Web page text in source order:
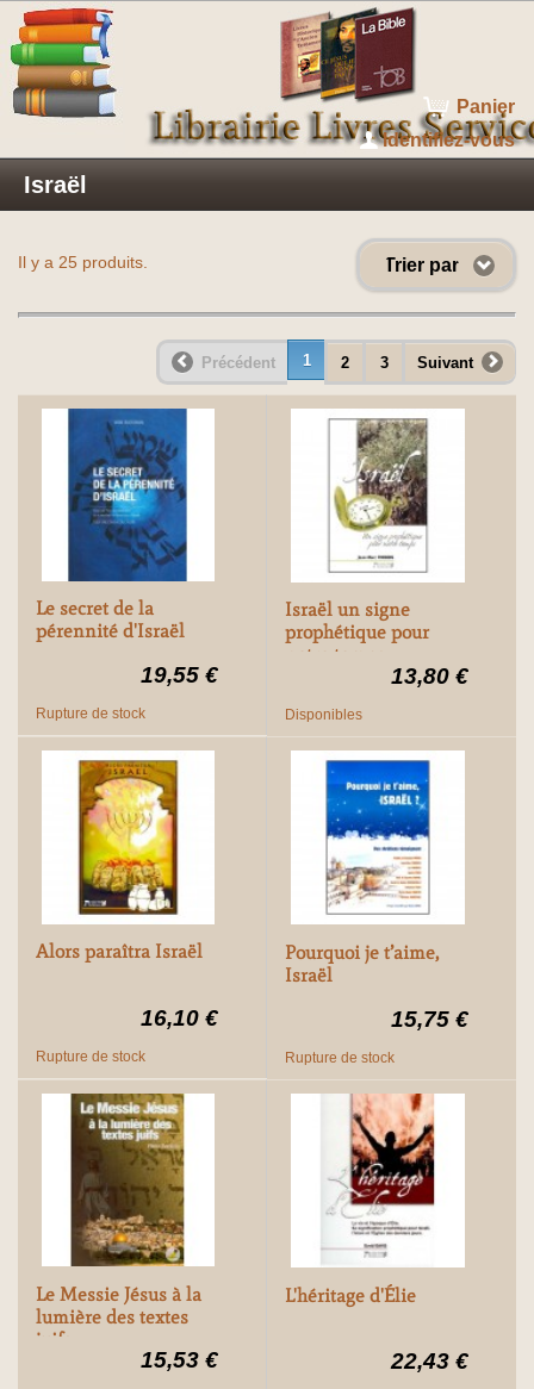
Panier
Identifiez-vous
Israël
Trier par
Il y a 25 produits.
Précédent 1 2 3 Suivant
Le secret de la
pérennité d'Israël
19,55 €
Rupture de stock
Israël un signe
prophétique pour
notre temps
13,80 €
Disponibles
Alors paraîtra Israël
16,10 €
Rupture de stock
Pourquoi je t’aime,
Israël
15,75 €
Rupture de stock
Le Messie Jésus à la
lumière des textes
juifs
15,53 €
L'héritage d'Élie
22,43 €